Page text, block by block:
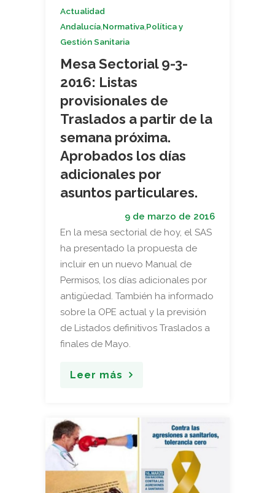
Actualidad
Andalucía,Normativa,Política y
Gestión Sanitaria
Mesa Sectorial 9-3-
2016: Listas
provisionales de
Traslados a partir de la
semana próxima.
Aprobados los días
adicionales por
asuntos particulares.
9 de marzo de 2016
En la mesa sectorial de hoy, el SAS
ha presentado la propuesta de
incluir en un nuevo Manual de
Permisos, los días adicionales por
antigüedad. También ha informado
sobre la OPE actual y la previsión
de Listados definitivos Traslados a
finales de Mayo.
Leer más